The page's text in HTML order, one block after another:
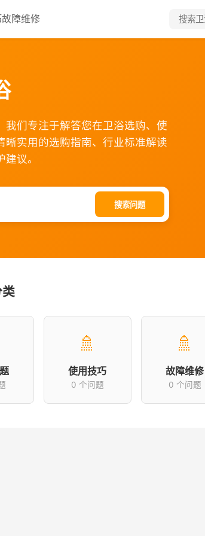
故障维修
们专注于解答您在卫浴选购、使
晰实用的选购指南、行业标准解读
议。
搜索问题
🚿
使用技巧
0 个问题
🚿
故障维修
0 个问题